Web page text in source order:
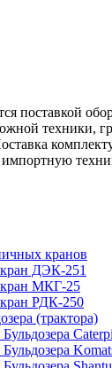
поставкой
техники,
кранов
ДЭК-251
МКГ-25
РДК-250
(трактора)